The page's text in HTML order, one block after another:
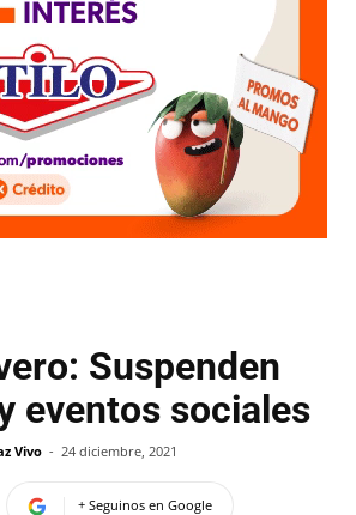
Suspenden
eventos sociales
Vivo - 24 diciembre, 2021
+ Seguinos en Google